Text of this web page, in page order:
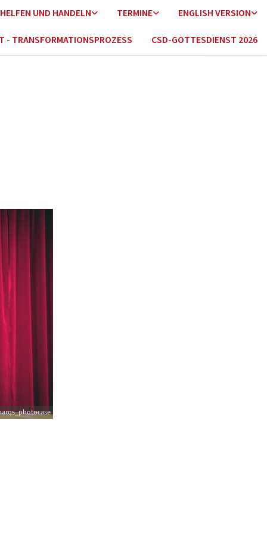
HELFEN UND HANDELN TERMINE ENGLISH VERSION
- TRANSFORMATIONSPROZESS CSD-GOTTESDIENST 2026